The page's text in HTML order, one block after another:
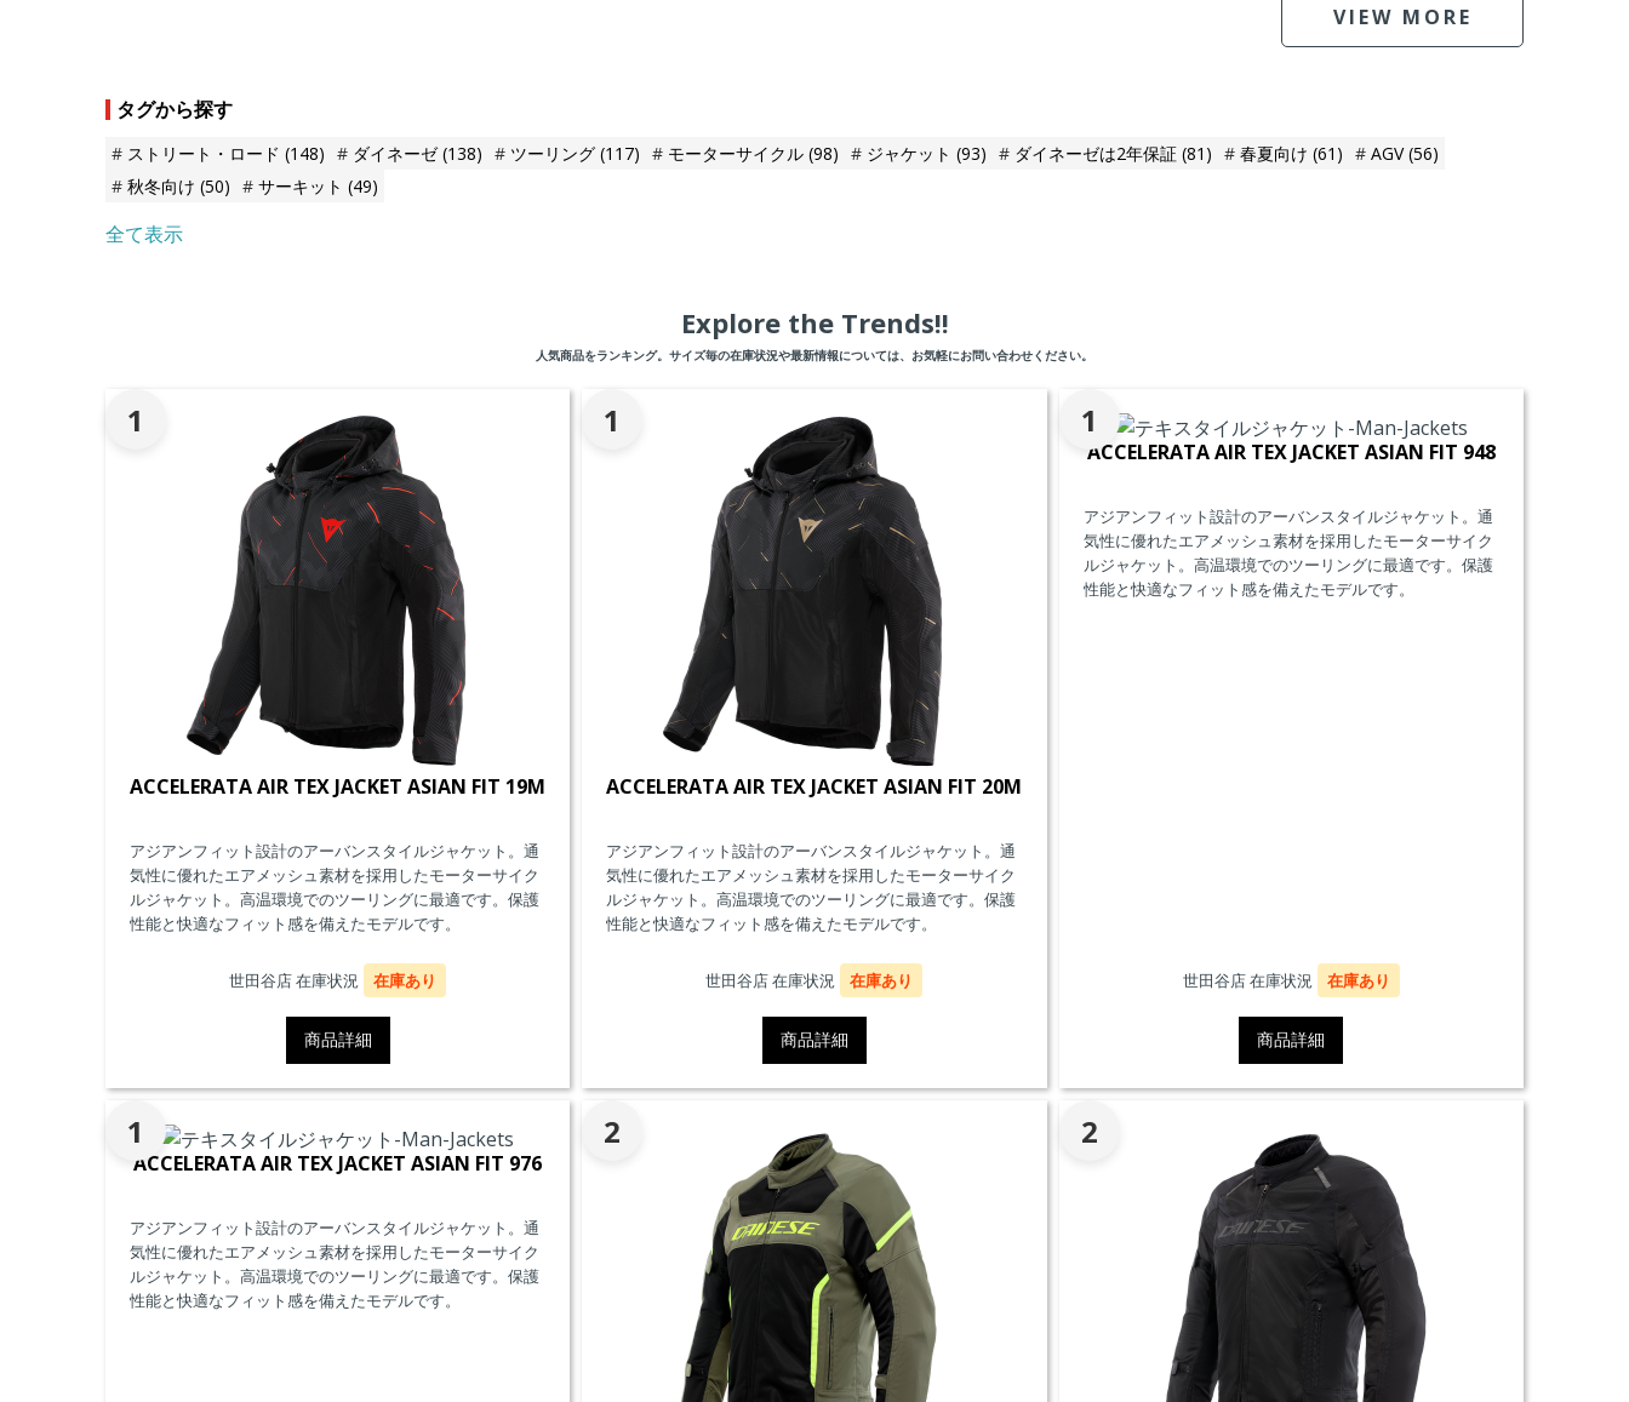
VIEW MORE
タグから探す
ストリート・ロード (148) ダイネーゼ(138) ツーリング (117) モーターサイクル (98) ジャケット (93) ダイネーゼは2年保証 (81) 春夏向け (61) AGV(56)
秋冬向け (50) サーキット (49)
全て表示
Explore the Trends!!
人気商品をランキング。サイズ毎の在庫状況や最新情報については、お気軽にお問い合わせください。
1
ACCELERATA AIR TEX JACKET ASIAN FIT 19M
アジアンフィット設計のアーバンスタイルジャケット。通
気性に優れたエアメッシュ素材を採用したモーターサイク
ルジャケット。高温環境でのツーリングに最適です。保護
性能と快適なフィット感を備えたモデルです。
世田谷店 在庫状況 在庫あり
商品詳細
1
ACCELERATA AIR TEX JACKET ASIAN FIT 20M
アジアンフィット設計のアーバンスタイルジャケット。通
気性に優れたエアメッシュ素材を採用したモーターサイク
ルジャケット。高温環境でのツーリングに最適です。保護
性能と快適なフィット感を備えたモデルです。
世田谷店 在庫状況 在庫あり
商品詳細
1
ACCELERATA AIR TEX JACKET ASIAN FIT 948
アジアンフィット設計のアーバンスタイルジャケット。通
気性に優れたエアメッシュ素材を採用したモーターサイク
ルジャケット。高温環境でのツーリングに最適です。保護
性能と快適なフィット感を備えたモデルです。
世田谷店 在庫状況 在庫あり
商品詳細
1
ACCELERATA AIR TEX JACKET ASIAN FIT 976
アジアンフィット設計のアーバンスタイルジャケット。通
気性に優れたエアメッシュ素材を採用したモーターサイク
ルジャケット。高温環境でのツーリングに最適です。保護
性能と快適なフィット感を備えたモデルです。
2 2